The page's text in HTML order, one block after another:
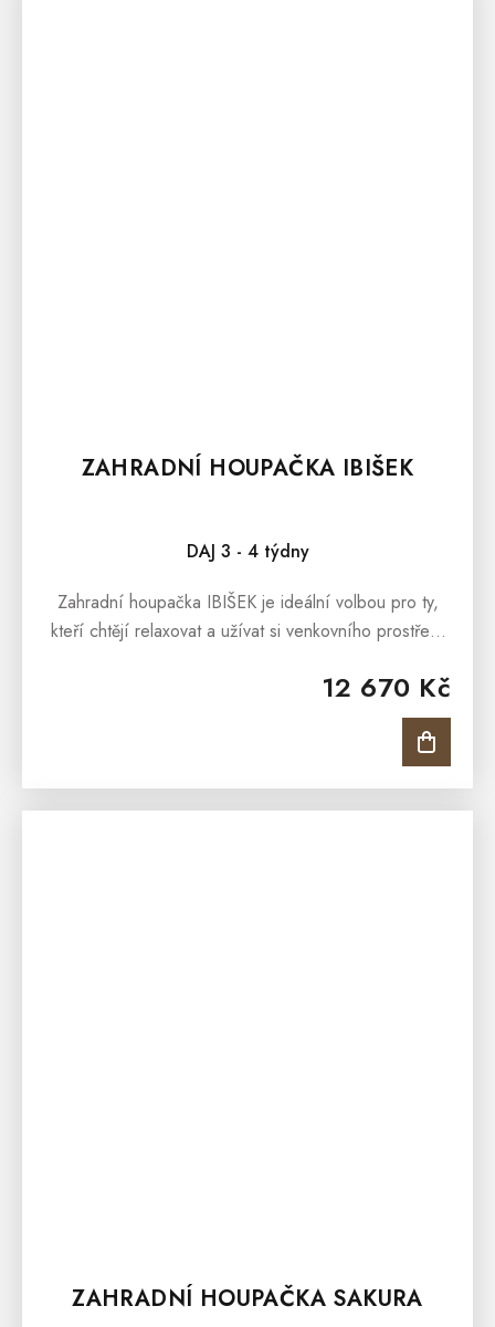
ZAHRADNÍ HOUPAČKA IBIŠEK
DAJ 3 - 4 týdny
12 670 Kč
Zahradní houpačka IBIŠEK je ideální volbou pro ty,
kteří chtějí relaxovat a užívat si venkovního prostředí
ZAHRADNÍ HOUPAČKA SAKURA